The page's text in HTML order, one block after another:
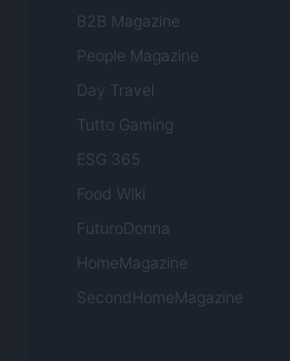
B2B Magazine
People Magazine
Day Travel
Tutto Gaming
ESG 365
Food Wiki
FuturoDonna
HomeMagazine
SecondHomeMagazine